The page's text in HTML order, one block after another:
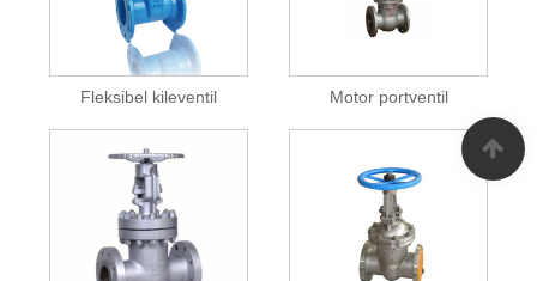
Fleksibel kileventil Motor portventil